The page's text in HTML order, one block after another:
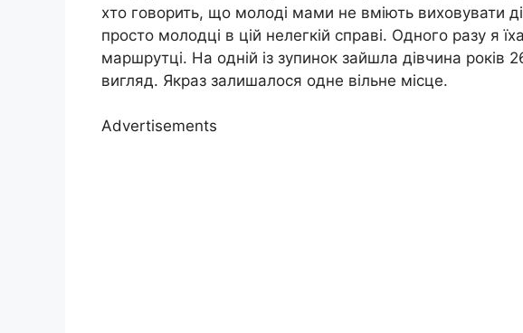
хто говорить, що молоді мами не вміють виховувати
просто молодці в цій нелегкій справі. Одного разу я
маршрутці. На одній із зупинок зайшла дівчина
вигляд. Якраз залишалося одне вільне місце.
Advertisements